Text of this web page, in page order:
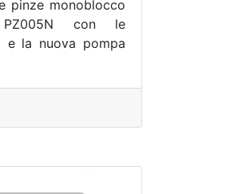
pinze monoblocco
PZ005N con le
e la nuova pompa